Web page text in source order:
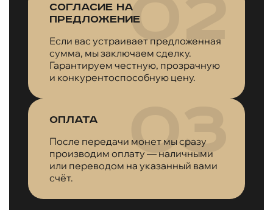
Согласие на
предложение
Если вас устраивает предложенная
сумма, мы заключаем сделку.
Гарантируем честную, прозрачную
и конкурентоспособную цену.
Оплата
После передачи монет мы сразу
производим оплату — наличными
или переводом на указанный вами
счёт.